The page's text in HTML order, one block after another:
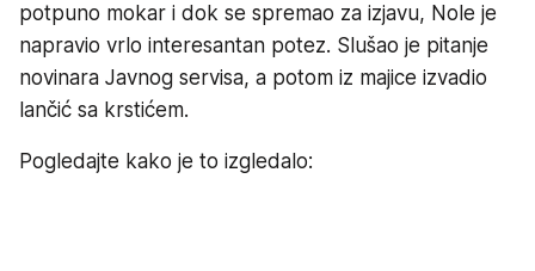
potpuno mokar i dok se spremao za izjavu, Nole je
napravio vrlo interesantan potez. Slušao je pitanje
novinara Javnog servisa, a potom iz majice izvadio
lančić sa krstićem.
Pogledajte kako je to izgledalo: